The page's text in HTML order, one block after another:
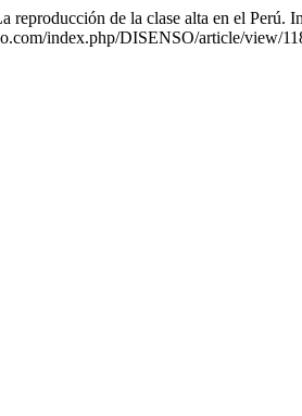
de la clase alta en el Perú.
index.php/DISENSO/article/view/